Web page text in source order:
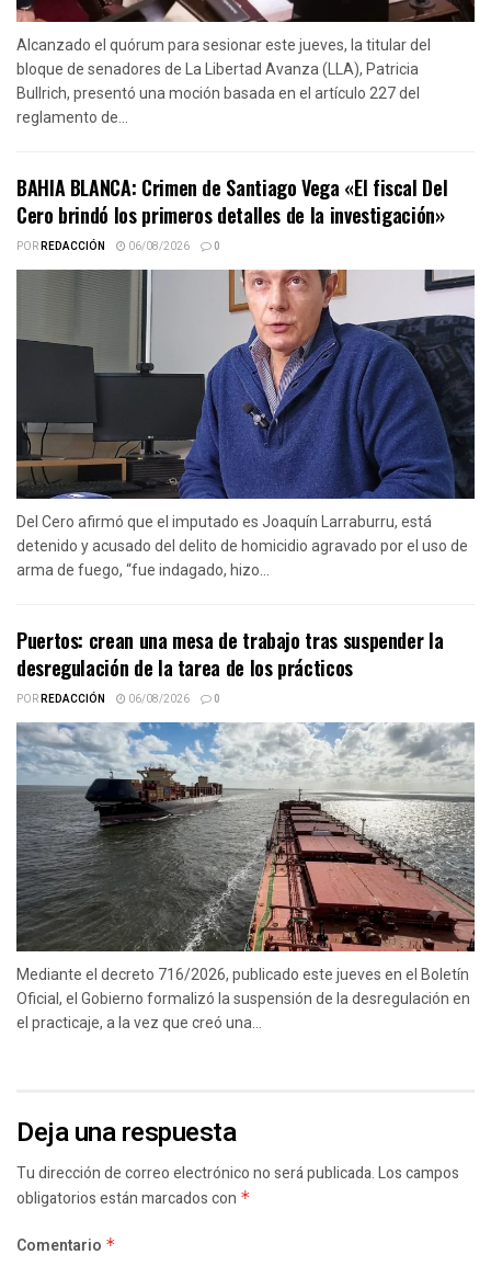
Alcanzado el quórum para sesionar este jueves, la titular del
bloque de senadores de La Libertad Avanza (LLA), Patricia
Bullrich, presentó una moción basada en el artículo 227 del
reglamento de...
BAHIA BLANCA: Crimen de Santiago Vega «El fiscal Del
Cero brindó los primeros detalles de la investigación»
PORREDACCIÓN 06/08/2026 0
Del Cero afirmó que el imputado es Joaquín Larraburru, está
detenido y acusado del delito de homicidio agravado por el uso de
arma de fuego, “fue indagado, hizo...
Puertos: crean una mesa de trabajo tras suspender la
desregulación de la tarea de los prácticos
PORREDACCIÓN 06/08/2026 0
Mediante el decreto 716/2026, publicado este jueves en el Boletín
Oficial, el Gobierno formalizó la suspensión de la desregulación en
el practicaje, a la vez que creó una...
Deja una respuesta
Tu dirección de correo electrónico no será publicada.Los campos
obligatorios están marcados con *
Comentario *